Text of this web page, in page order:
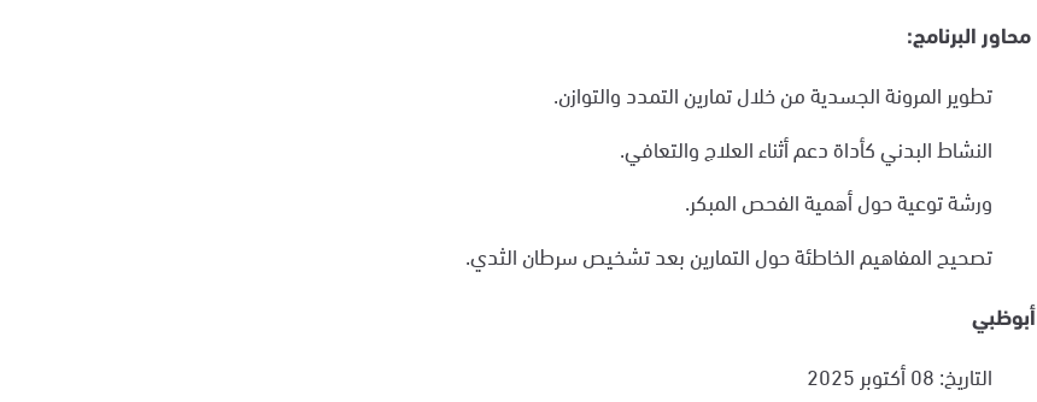
محاور البرنامج:
تطوير المرونة الجسدية من خلال تمارين التمدد والتوازن.
النشاط البدني كأداة دعم أثناء العلاج والتعافي.
ورشة توعية حول أهمية الفحص المبكر.
تصحيح المفاهيم الخاطئة حول التمارين بعد تشخيص سرطان الثدي.
أبوظبي
التاريخ: 08 أكتوبر 2025